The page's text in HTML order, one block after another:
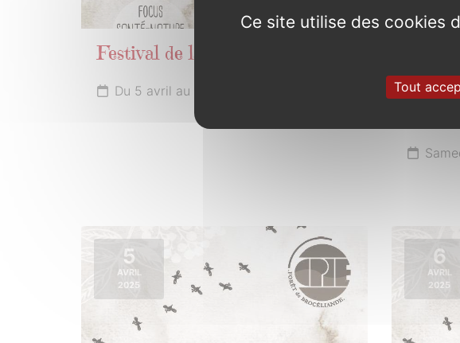
Festival de la biodiversité
Du 5 avril au 1er mai 2025
5
AVRIL
2025
6
AVRIL
2025
Ce site utilise des cookies
Tout